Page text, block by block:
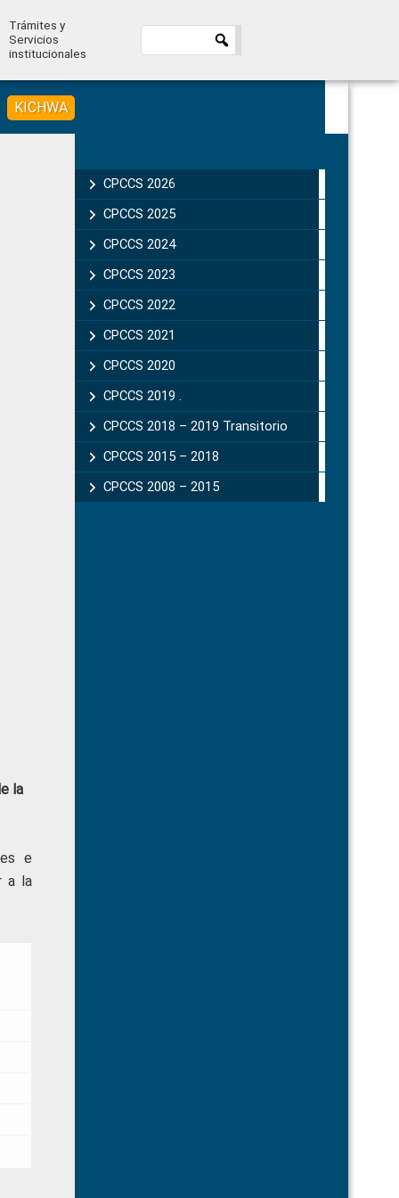
Trámites y
Servicios
institucionales
KICHWA
la
e
a la
Sidebar
CPCCS 2026
CPCCS 2025
CPCCS 2024
CPCCS 2023
CPCCS 2022
CPCCS 2021
CPCCS 2020
CPCCS 2019 .
CPCCS 2018 – 2019 Transitorio
CPCCS 2015 – 2018
CPCCS 2008 – 2015